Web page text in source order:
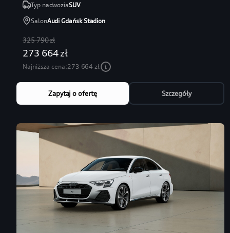
Typ nadwoziaSUV
SalonAudi Gdańsk Stadion
325 790 zł
273 664 zł
Najniższa cena:273 664 zł
Zapytaj o ofertę Szczegóły